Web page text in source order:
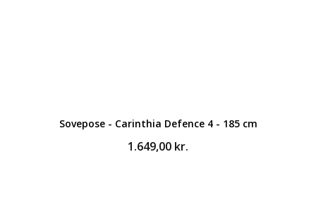
Sovepose - Carinthia Defence 4 - 185 cm
1.649,00 kr.